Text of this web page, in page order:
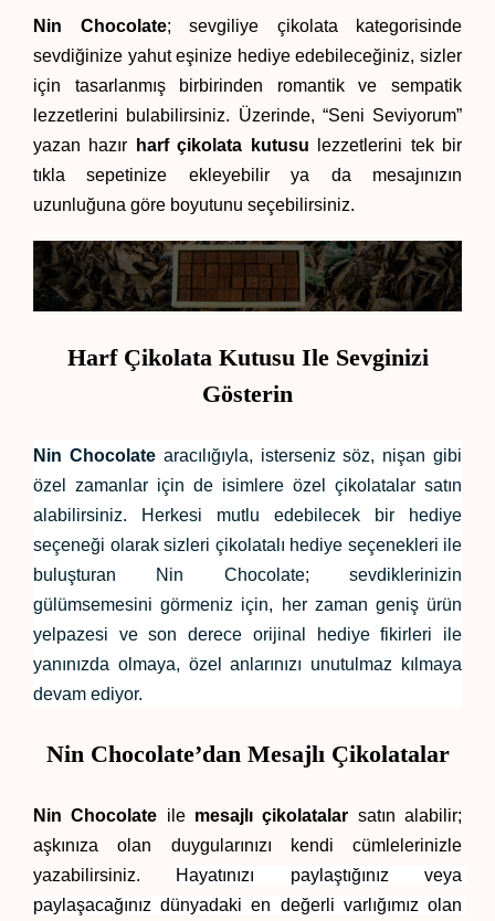
Nin Chocolate; sevgiliye çikolata kategorisinde
sevdiğinize yahut eşinize hediye edebileceğiniz, sizler
için tasarlanmış birbirinden romantik ve sempatik
lezzetlerini bulabilirsiniz. Üzerinde, “Seni Seviyorum”
yazan hazır
harf çikolata kutusu lezzetlerini tek bir
tıkla sepetinize ekleyebilir ya da mesajınızın
uzunluğuna göre boyutunu seçebilirsiniz.
Harf Çikolata Kutusu Ile Sevginizi
Gösterin
Nin Chocolate aracılığıyla, isterseniz söz, nişan gibi
özel zamanlar için de isimlere özel çikolatalar satın
alabilirsiniz. Herkesi mutlu edebilecek bir hediye
seçeneği olarak sizleri çikolatalı hediye seçenekleri ile
buluşturan Nin Chocolate; sevdiklerinizin
gülümsemesini görmeniz için, her zaman geniş ürün
yelpazesi ve son derece orijinal hediye fikirleri ile
yanınızda olmaya, özel anlarınızı unutulmaz kılmaya
devam ediyor.
Nin Chocolate’dan Mesajlı Çikolatalar
Nin Chocolate ile mesajlı çikolatalar satın alabilir;
aşkınıza olan duygularınızı kendi cümlelerinizle
yazabilirsiniz. Hayatınızı paylaştığınız veya
paylaşacağınız dünyadaki en değerli varlığımız olan